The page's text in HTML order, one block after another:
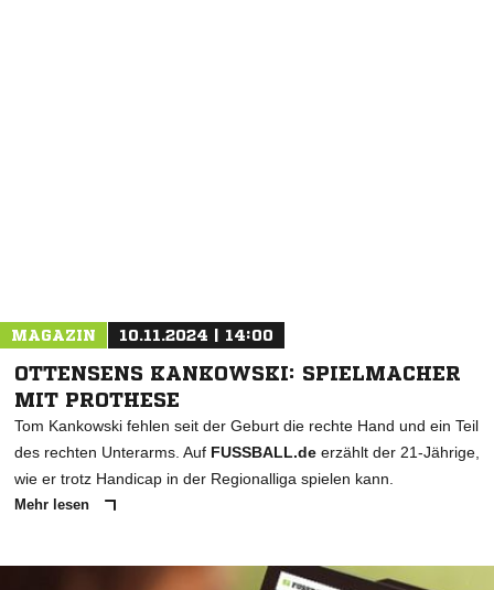
MAGAZIN 10.11.2024 | 14:00
OTTENSENS KANKOWSKI: SPIELMACHER
MIT PROTHESE
Tom Kankowski fehlen seit der Geburt die rechte Hand und ein Teil
des rechten Unterarms. Auf FUSSBALL.de erzählt der 21-Jährige,
wie er trotz Handicap in der Regionalliga spielen kann.
Mehr lesen